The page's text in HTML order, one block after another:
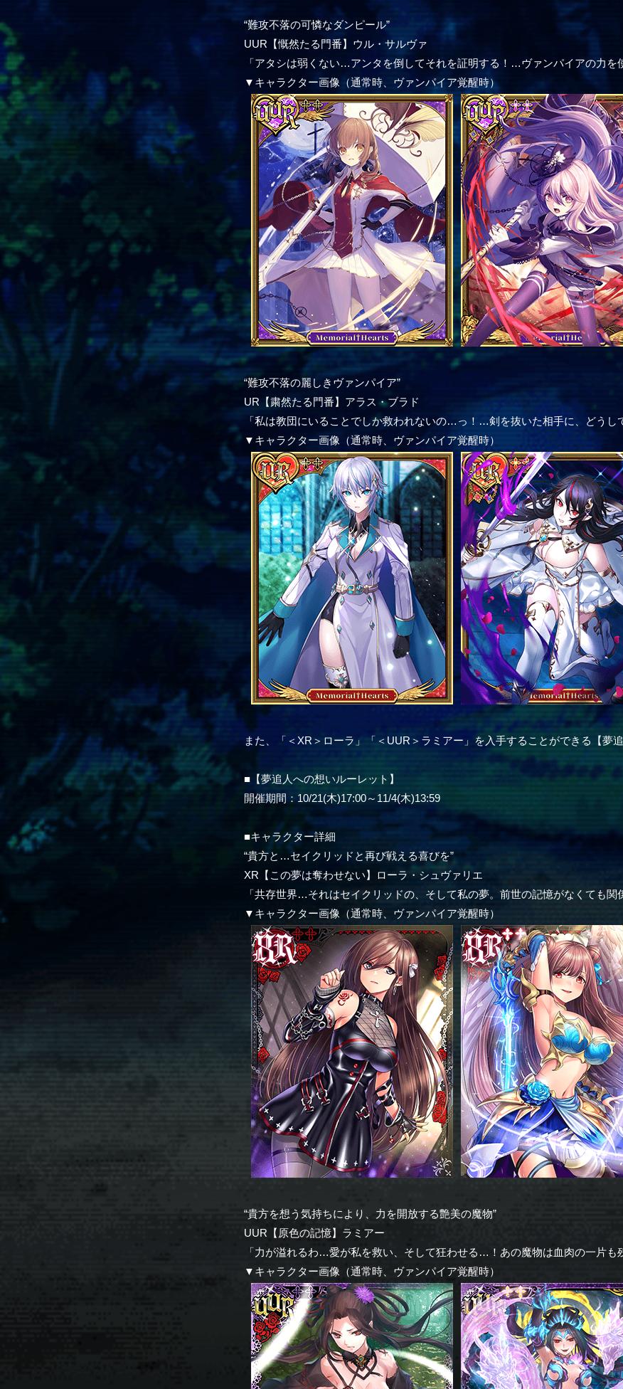
“難攻不落の可憐なダンピール”
UUR【慨然たる門番】ウル・サルヴァ
「アタシは弱くない…アンタを倒してそれを証明する！…ヴァンパイアの力
▼キャラクター画像（通常時、ヴァンパイア覚醒時）
“難攻不落の麗しきヴァンパイア”
UR【粛然たる門番】アラス・ブラド
「私は教団にいることでしか救われないの…っ！…剣を抜いた相手に、どう
▼キャラクター画像（通常時、ヴァンパイア覚醒時）
また、「＜XR＞ローラ」「＜UUR＞ラミアー」を入手することができる【夢
■【夢追人への想いルーレット】
開催期間：10/21(木)17:00～11/4(木)13:59
■キャラクター詳細
“貴方と…セイクリッドと再び戦える喜びを”
XR【この夢は奪わせない】ローラ・シュヴァリエ
「共存世界…それはセイクリッドの、そして私の夢。前世の記憶がなくても関
▼キャラクター画像（通常時、ヴァンパイア覚醒時）
“貴方を想う気持ちにより、力を開放する艶美の魔物”
UUR【原色の記憶】ラミアー
「力が溢れるわ…愛が私を救い、そして狂わせる…！あの魔物は血肉の一片
▼キャラクター画像（通常時、ヴァンパイア覚醒時）